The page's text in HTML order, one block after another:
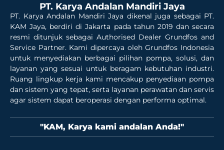
PT. Karya Andalan Mandiri Jaya
PT. Karya Andalan Mandiri Jaya dikenal juga sebagai PT.
KAM Jaya, berdiri di Jakarta pada tahun 2019 dan secara
resmi ditunjuk sebagai Authorised Dealer Grundfos and
Service Partner. Kami dipercaya oleh Grundfos Indonesia
untuk menyediakan berbagai pilihan pompa, solusi, dan
layanan yang sesuai untuk beragam kebutuhan industri.
Ruang lingkup kerja kami mencakup penyediaan pompa
dan sistem yang tepat, serta layanan perawatan dan servis
agar sistem dapat beroperasi dengan performa optimal.
"KAM, Karya kami andalan Anda!"